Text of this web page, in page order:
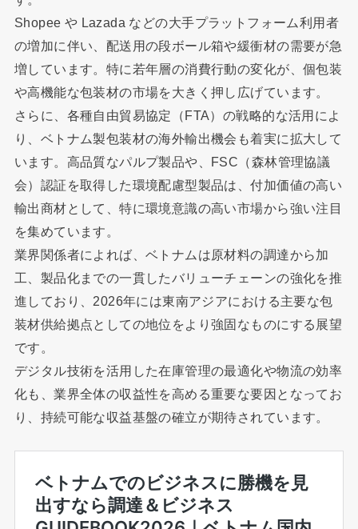
Shopee や Lazada などの大手プラットフォーム利用者
の増加に伴い、配送用の段ボール箱や緩衝材の需要が急
増しています。特に若年層の消費行動の変化が、個包装
や高機能な包装材の市場を大きく押し広げています。
さらに、各種自由貿易協定（FTA）の戦略的な活用によ
り、ベトナム製包装材の海外輸出機会も着実に拡大して
います。高品質なパルプ製品や、FSC（森林管理協議
会）認証を取得した環境配慮型製品は、付加価値の高い
輸出商材として、特に環境意識の高い市場から強い注目
を集めています。
業界関係者によれば、ベトナムは原材料の調達から加
工、製品化までの一貫したバリューチェーンの強化を推
進しており、2026年には東南アジアにおける主要な包
装材供給拠点としての地位をより強固なものにする展望
です。
デジタル技術を活用した在庫管理の最適化や物流の効率
化も、業界全体の収益性を高める重要な要因となってお
り、持続可能な収益基盤の確立が期待されています。